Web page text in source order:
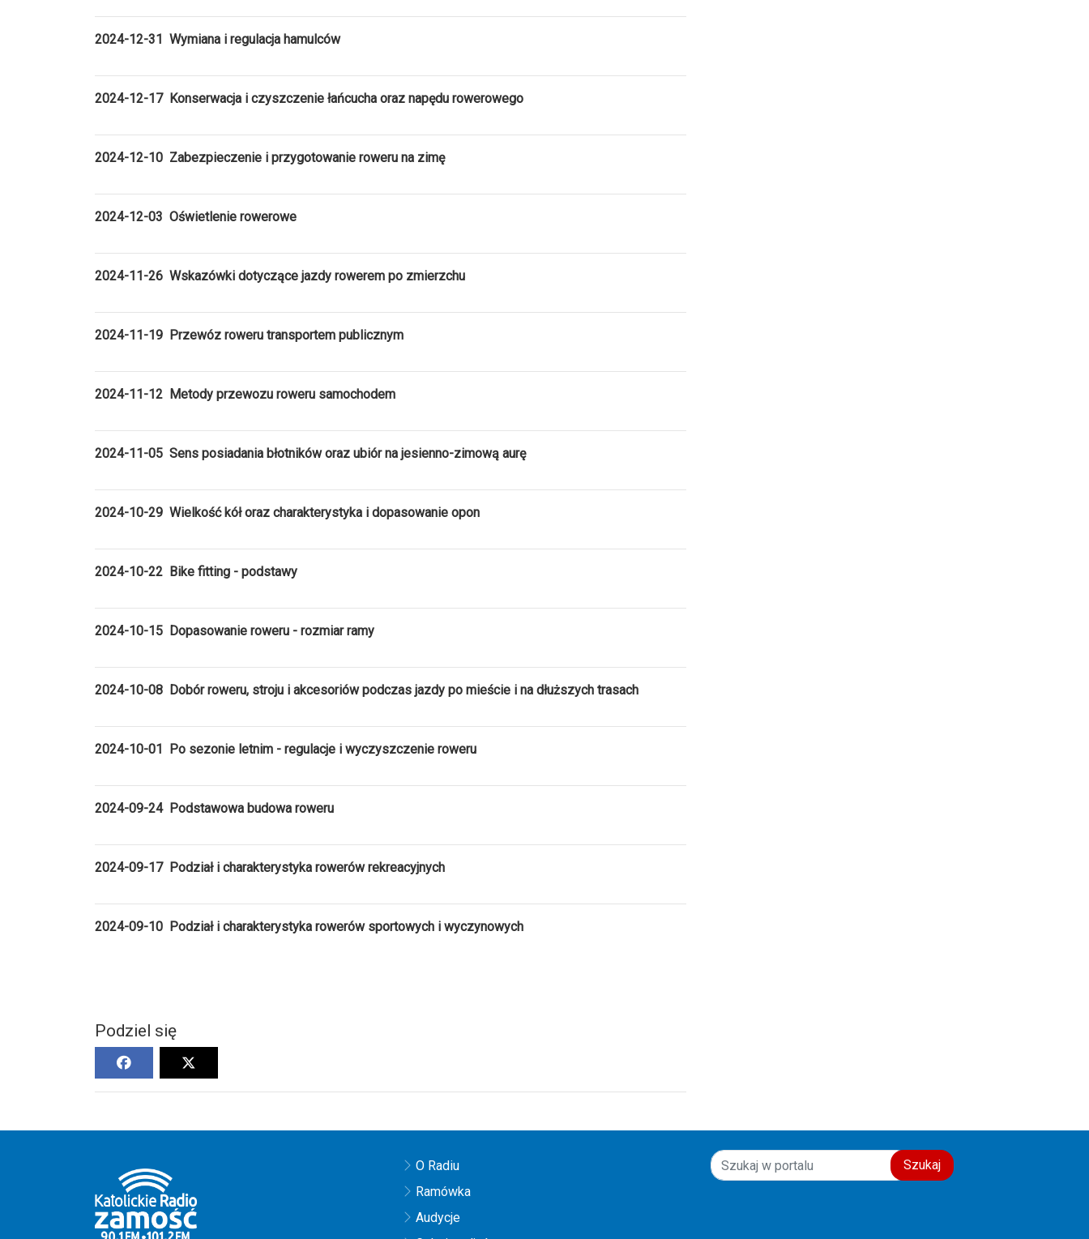
2024-12-31 Wymiana i regulacja hamulców
2024-12-17 Konserwacja i czyszczenie łańcucha oraz napędu rowerowego
2024-12-10 Zabezpieczenie i przygotowanie roweru na zimę
2024-12-03 Oświetlenie rowerowe
2024-11-26 Wskazówki dotyczące jazdy rowerem po zmierzchu
2024-11-19 Przewóz roweru transportem publicznym
2024-11-12 Metody przewozu roweru samochodem
2024-11-05 Sens posiadania błotników oraz ubiór na jesienno-zimową aurę
2024-10-29 Wielkość kół oraz charakterystyka i dopasowanie opon
2024-10-22 Bike fitting - podstawy
2024-10-15 Dopasowanie roweru - rozmiar ramy
2024-10-08 Dobór roweru, stroju i akcesoriów podczas jazdy po mieście i na dłuższych trasach
2024-10-01 Po sezonie letnim - regulacje i wyczyszczenie roweru
2024-09-24 Podstawowa budowa roweru
2024-09-17 Podział i charakterystyka rowerów rekreacyjnych
2024-09-10 Podział i charakterystyka rowerów sportowych i wyczynowych
Podziel się
O Radiu
Ramówka
Audycje
Szukaj